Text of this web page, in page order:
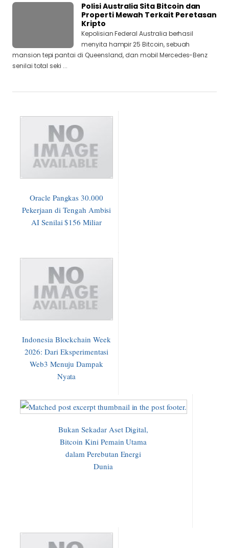
Polisi Australia Sita Bitcoin dan
Properti Mewah Terkait Peretasan
Kripto
Kepolisian Federal Australia berhasil
menyita hampir 25 Bitcoin, sebuah
mansion tepi pantai di Queensland, dan mobil Mercedes-Benz
senilai total seki ...
Oracle Pangkas 30.000
Pekerjaan di Tengah Ambisi
AI Senilai $156 Miliar
Indonesia Blockchain Week
2026: Dari Eksperimentasi
Web3 Menuju Dampak
Nyata
Bukan Sekadar Aset Digital,
Bitcoin Kini Pemain Utama
dalam Perebutan Energi
Dunia